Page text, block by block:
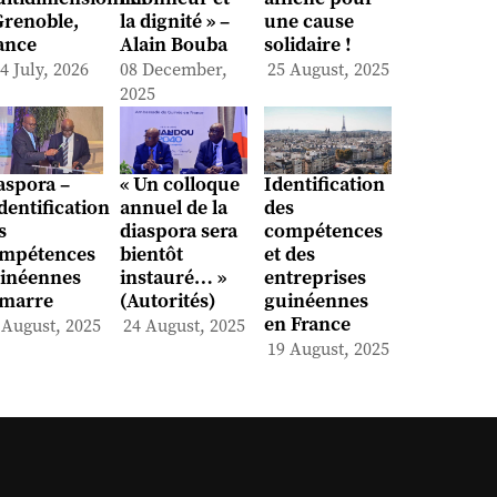
July, 2026
la dignité » –
Alain Bouba
08 December,
2025
une cause
solidaire !
25 August, 2025
–
2025
« Un colloque
annuel de la
diaspora sera
bientôt
instauré… »
(Autorités)
24 August, 2025
Identification
des
compétences
et des
entreprises
guinéennes
en France
19 August, 2025